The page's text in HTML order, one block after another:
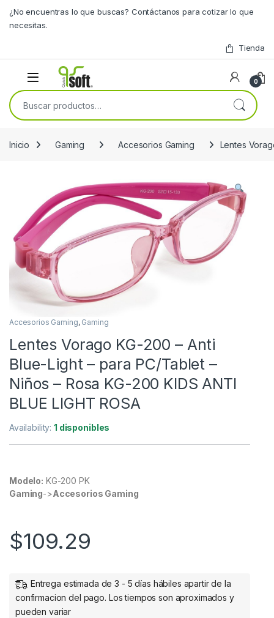
¿No encuentras lo que buscas? Contáctanos para cotizar lo que
necesitas.
Tienda
0
Buscar por:
Inicio Gaming Accesorios Gaming Lentes
Accesorios Gaming, Gaming
Lentes Vorago KG-200 – Anti
Blue-Light – para PC/Tablet –
Niños – Rosa KG-200 KIDS ANTI
BLUE LIGHT ROSA
Availability:1 disponibles
Modelo: KG-200 PK
Gaming->Accesorios Gaming
$109.29
Entrega estimada de 3 - 5 días hábiles apartir de la
confirmacion del pago. Los tiempos son aproximados y
pueden variar